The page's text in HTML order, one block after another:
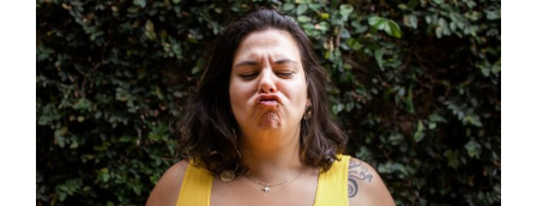
A TODA “ERRADA”